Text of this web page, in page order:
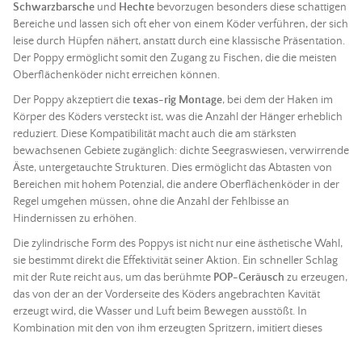
Schwarzbarsche und Hechte bevorzugen besonders diese schattigen
Bereiche und lassen sich oft eher von einem Köderverführen, der sich
leise durch Hüpfen nähert, anstatt durch eine klassische Präsentation.
Der Poppy ermöglicht somit den Zugang zu Fischen, die die meisten
Oberflächenköder nicht erreichen können.
Der Poppy akzeptiert dietexas-rig Montage, bei dem der Haken im
Körper des Ködersversteckt ist, was die Anzahl der Hänger erheblich
reduziert. Diese Kompatibilität macht auch die am stärksten
bewachsenen Gebiete zugänglich: dichte Seegraswiesen, verwirrende
Äste, untergetauchte Strukturen. Dies ermöglicht das Abtasten von
Bereichen mit hohem Potenzial, die andere Oberflächenköder in der
Regel umgehen müssen, ohne die Anzahl der Fehlbisse an
Hindernissen zu erhöhen.
Die zylindrische Form des Poppys ist nicht nur eine ästhetische Wahl,
sie bestimmt direkt die Effektivität seiner Aktion. Ein schneller Schlag
mit der Rute reicht aus, um das berühmte POP-Geräusch zu erzeugen,
das von der an der Vorderseite des Ködersangebrachten Kavität
erzeugt wird, die Wasser und Luft beim Bewegen ausstößt. In
Kombination mit den von ihm erzeugten Spritzern, imitiert dieses